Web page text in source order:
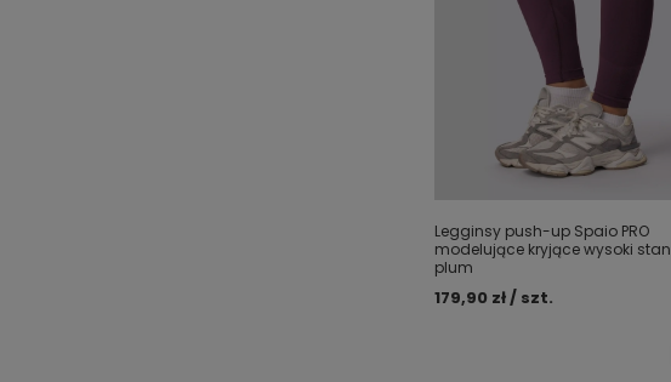
Legginsy push-up Spaio PRO
modelujące kryjące wysoki stan
plum
179,90 zł / szt.